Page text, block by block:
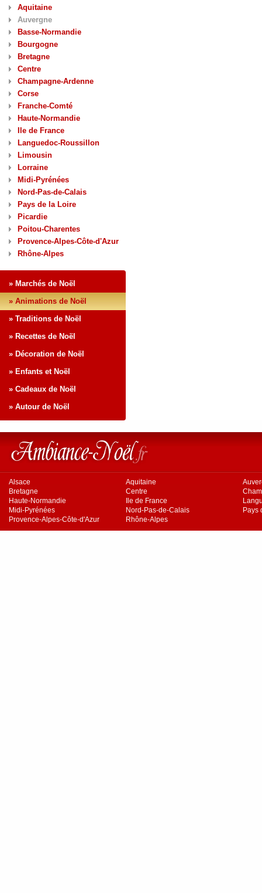
Aquitaine
Auvergne
Basse-Normandie
Bourgogne
Bretagne
Centre
Champagne-Ardenne
Corse
Franche-Comté
Haute-Normandie
Ile de France
Languedoc-Roussillon
Limousin
Lorraine
Midi-Pyrénées
Nord-Pas-de-Calais
Pays de la Loire
Picardie
Poitou-Charentes
Provence-Alpes-Côte-d'Azur
Rhône-Alpes
» Marchés de Noël
» Animations de Noël
» Traditions de Noël
» Recettes de Noël
» Décoration de Noël
» Enfants et Noël
» Cadeaux de Noël
» Autour de Noël
Alsace Aquitaine
Bretagne
Centre
Haute-Normandie
Ile de France
Midi-Pyrénées
Nord-Pas-de-Calais
Pays
Provence-Alpes-Côte-d'Azur
Rhône-Alpes